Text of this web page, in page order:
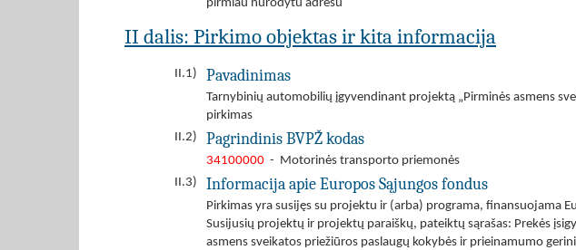
pirmiau nurodytu adresu
II dalis: Pirkimo objektas ir kita informacija
II.1) Pavadinimas
Tarnybinių automobilių įgyvendinant projektą „Pirminės asmens
pirkimas
II.2)
Pagrindinis BVPŽ kodas
34100000 - Motorinės transporto priemonės
II.3)
Informacija apie Europos Sąjungos fondus
Pirkimas yra susijęs su projektu ir (arba) programa, finansuojama
Susijusių projektų ir projektų paraiškų, pateiktų sąrašas: Prekės
asmens sveikatos priežiūros paslaugų kokybės ir prieinamumo